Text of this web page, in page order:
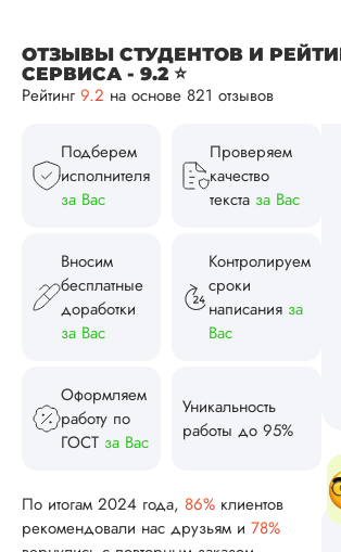
ОТЗЫВЫ СТУДЕНТОВ И
СЕРВИСА - 9.2 ⭐
Рейтинг 9.2 на основе 821 отзывов
Подберем
исполнителя
за Вас
Проверяем
качество
текста за Вас
Вносим
бесплатные
доработки
за Вас
Контролируем
сроки
написания за
Вас
Оформляем
работу по
ГОСТ за Вас
Уникальность
работы до 95%
По итогам 2024 года, 86% клиентов
рекомендовали нас друзьям и 78%